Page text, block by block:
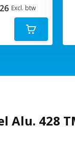
Excl. btw
Alu. 428